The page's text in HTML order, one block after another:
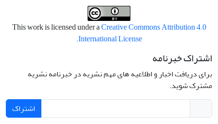
This work is licensed under aCreative Commons Attribution 4.0
International License
.
اشتراک خبرنامه
برای دریافت اخبار و اطلاعیه های مهم نشریه در خبرنامه نشریه
مشترک شوید.
اشتراک